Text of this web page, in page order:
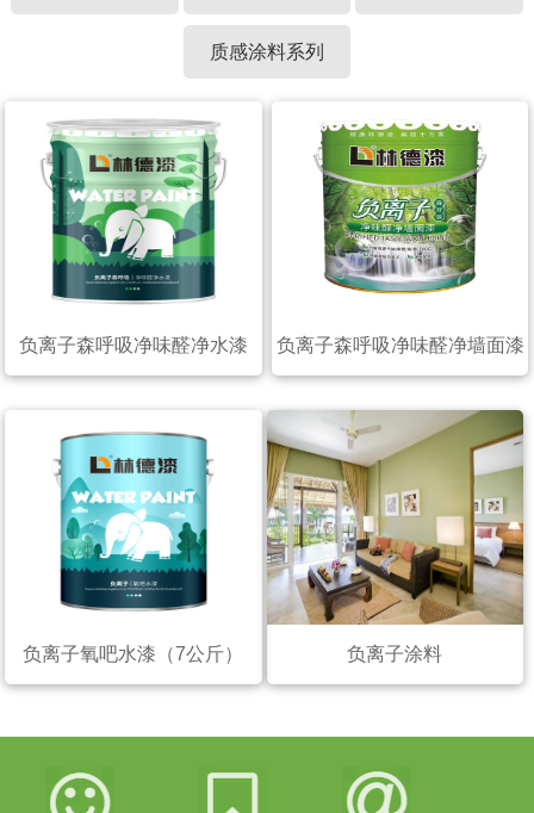
质感涂料系列
负离子森呼吸净味醛净水漆
（20公斤）
负离子森呼吸净味醛净墙面漆
负离子氧吧水漆（7公斤） 负离子涂料